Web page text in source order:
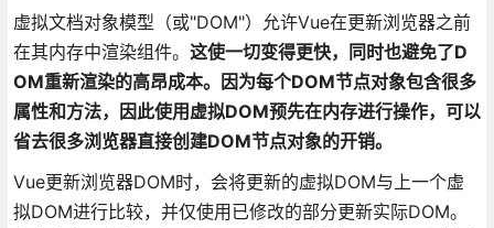
虚拟文档对象模型（或"DOM"）允许Vue在更新浏览器之前
在其内存中渲染组件。 这使一切变得更快，同时也避免了D
OM重新渲染的高昂成本。因为每个DOM节点对象包含很多
属性和方法，因此使用虚拟DOM预先在内存进行操作，可以
省去很多浏览器直接创建DOM节点对象的开销。
Vue更新浏览器DOM时，会将更新的虚拟DOM与上一个虚
拟DOM进行比较，并仅使用已修改的部分更新实际DOM。